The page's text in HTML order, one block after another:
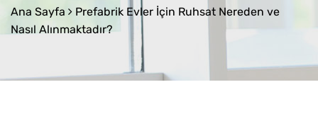
Ana Sayfa
Prefabrik Evler İçin Ruhsat Nereden ve
Nasıl Alınmaktadır?